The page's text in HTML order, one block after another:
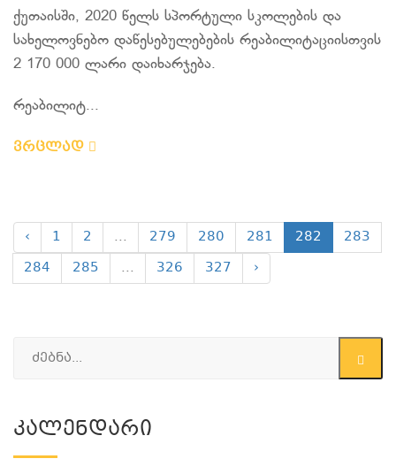
ქუთაისში, 2020 წელს სპორტული სკოლების და
სახელოვნებო დაწესებულებების რეაბილიტაციისთვის
2 170 000 ლარი დაიხარჯება.
რეაბილიტ...
ვრცლად
‹ 1 2 ... 279 280 281 282
283
284
285 ... 326 327 ›
Კალენდარი